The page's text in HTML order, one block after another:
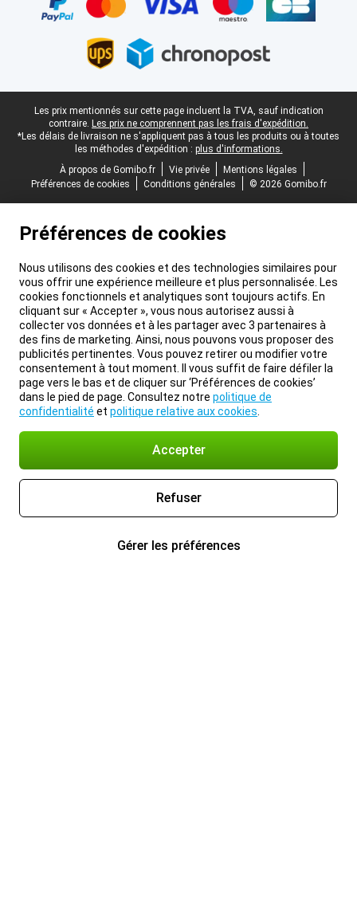
Pied-de-page légal
Les prix mentionnés sur cette page incluent la TVA, sauf indication
contraire. Les prix ne comprennent pas les frais d'expédition.
*Les délais de livraison ne s'appliquent pas à tous les produits ou à toutes
les méthodes d'expédition : plus d'informations.
À propos de Gomibo.fr
Vie privée
Mentions légales
Préférences de cookies
Conditions générales © 2026 Gomibo.fr
Préférences de cookies
Nous utilisons des cookies et des technologies similaires pour
vous offrir une expérience meilleure et plus personnalisée. Les
cookies fonctionnels et analytiques sont toujours actifs. En
cliquant sur « Accepter », vous nous autorisez aussi à
collecter vos données et à les partager avec 3 partenaires à
des fins de marketing. Ainsi, nous pouvons vous proposer des
publicités pertinentes. Vous pouvez retirer ou modifier votre
consentement à tout moment. Il vous suffit de faire défiler la
page vers le bas et de cliquer sur ‘Préférences de cookies’
dans le pied de page. Consultez notre politique de
confidentialité et politique relative aux cookies
Accepter
Refuser
Gérer les préférences